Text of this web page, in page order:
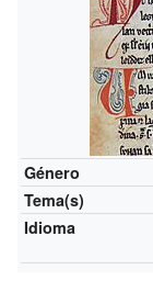
Género
Tema(s)
Idioma